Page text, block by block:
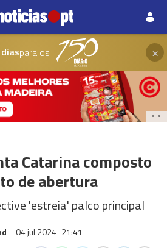
para os ×
PUB
Catarina composto
de abertura
'estreia' palco principal
04 jul 2024 21:41